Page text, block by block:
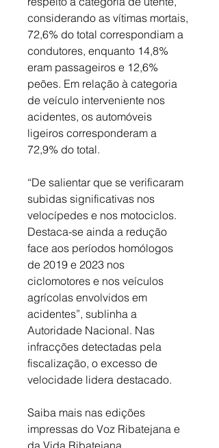
considerando as vítimas mortais,
72,6% do total correspondiam a
condutores, enquanto 14,8%
eram passageiros e 12,6%
peões. Em relação à categoria
de veículo interveniente nos
acidentes, os automóveis
ligeiros corresponderam a
72,9% do total.
“De salientar que se verificaram
subidas significativas nos
velocípedes e nos motociclos.
Destaca-se ainda a redução
face aos períodos homólogos
de 2019 e 2023 nos
ciclomotores e nos veículos
agrícolas envolvidos em
acidentes”, sublinha a
Autoridade Nacional. Nas
infracções detectadas pela
fiscalização, o excesso de
velocidade lidera destacado.
Saiba mais nas edições
impressas do Voz Ribatejana e